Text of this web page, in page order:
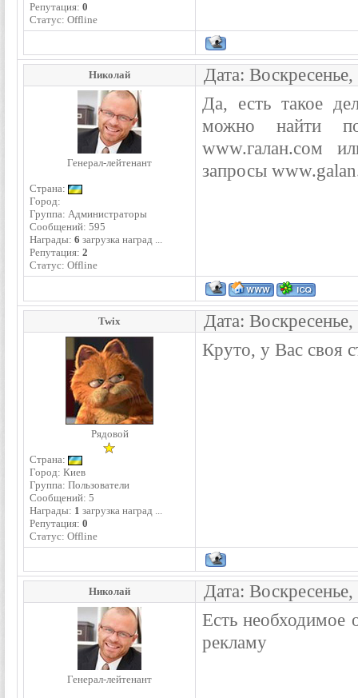
Репутация: 0
Статус: Offline
Николай Дата:
Генерал-лейтенант
Страна:
Город:
Группа: Администраторы
Сообщений: 595
Награды: 6 загрузка наград ...
Репутация: 2
Статус: Offline
Да, есть такое
можно найти
www.галан.сом
запросы
Twix Дата:
Рядовой
Страна:
Город: Киев
Группа: Пользователи
Сообщений: 5
Награды: 1 загрузка наград ...
Репутация: 0
Статус: Offline
Круто, у Вас своя
Николай Дата:
Генерал-лейтенант
Есть необходимое
рекламу